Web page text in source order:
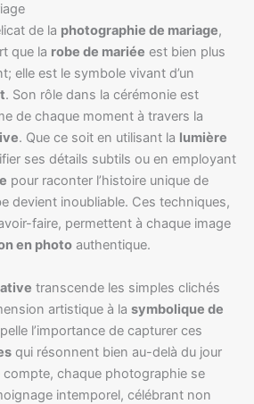
de la photographie de mariage,
que la robe de mariée est bien plus
elle est le symbole vivant d’un
. Son rôle dans la cérémonie est
de chaque moment à travers la
. Que ce soit en utilisant la lumière
ses détails subtils ou en employant
pour raconter l’histoire unique de
devient inoubliable. Ces techniques,
faire, permettent à chaque image
en photo authentique.
transcende les simples clichés
artistique à la symbolique de
l’importance de capturer ces
qui résonnent bien au-delà du jour
compte, chaque photographie se
intemporel, célébrant non